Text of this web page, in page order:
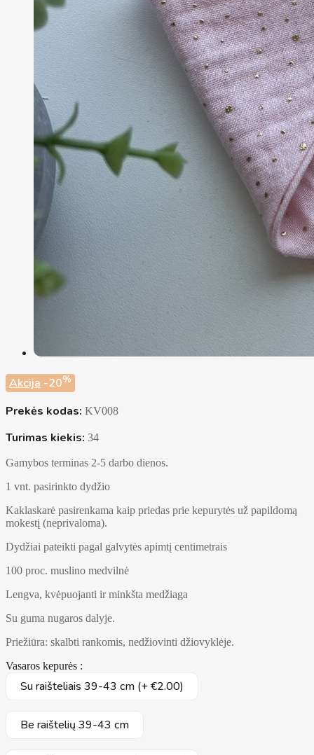
Akcija -20%
Prekės kodas: KV008
Turimas kiekis: 34
Gamybos terminas 2-5 darbo dienos.
1 vnt. pasirinkto dydžio
Kaklaskarė pasirenkama kaip priedas prie kepurytės už papildomą
mokestį (neprivaloma).
Dydžiai pateikti pagal galvytės apimtį centimetrais
100 proc. muslino medvilnė
Lengva, kvėpuojanti ir minkšta medžiaga
Su guma nugaros dalyje.
Priežiūra: skalbti rankomis, nedžiovinti džiovyklėje.
Vasaros kepurės :
Su raišteliais 39-43 cm (+ €2.00)
Be raištelių 39-43 cm